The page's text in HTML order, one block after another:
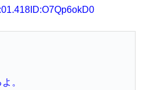
。